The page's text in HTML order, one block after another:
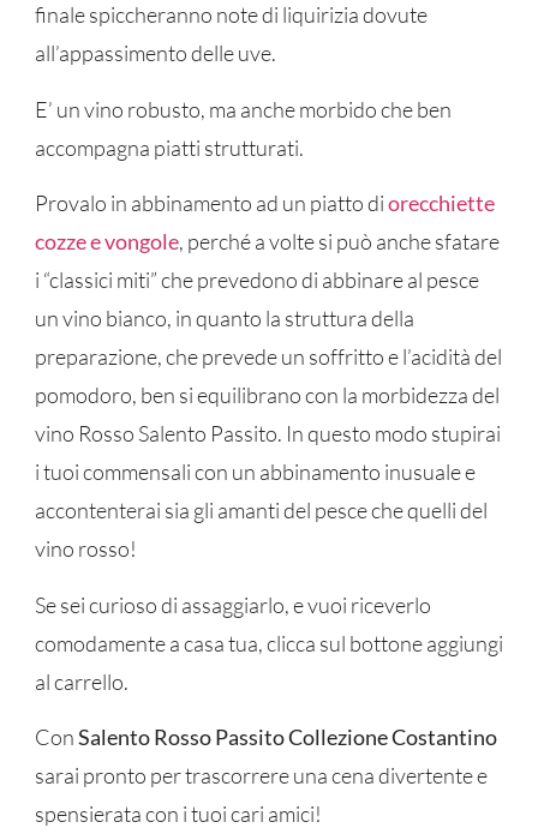
finale spiccheranno note di liquirizia dovute
all’appassimento delle uve.
E’ un vino robusto, ma anche morbido che ben
accompagna piatti strutturati.
Provalo in abbinamento ad un piatto diorecchiette
cozze e vongole, perché a volte si può anche sfatare
i “classici miti” che prevedono di abbinare al pesce
un vino bianco, in quanto la struttura della
preparazione, che prevede un soffritto e l’acidità del
pomodoro, ben si equilibrano con la morbidezza del
vino Rosso Salento Passito. In questo modo stupirai
i tuoi commensali con un abbinamento inusuale e
accontenterai sia gli amanti del pesce che quelli del
vino rosso!
Se sei curioso di assaggiarlo, e vuoi riceverlo
comodamente a casa tua, clicca sul bottone aggiungi
al carrello.
ConSalento Rosso Passito Collezione Costantino
sarai pronto per trascorrere una cena divertente e
spensierata con i tuoi cari amici!